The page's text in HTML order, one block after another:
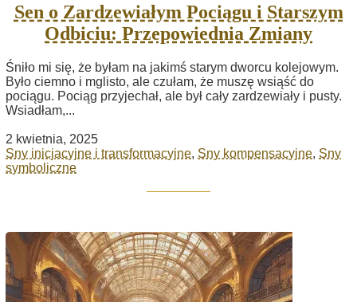
Sen o Zardzewiałym Pociągu i Starszym
Odbiciu: Przepowiednia Zmiany
Śniło mi się, że byłam na jakimś starym dworcu kolejowym.
Było ciemno i mglisto, ale czułam, że muszę wsiąść do
pociągu. Pociąg przyjechał, ale był cały zardzewiały i pusty.
Wsiadłam,...
2 kwietnia, 2025
Sny inicjacyjne i transformacyjne, Sny kompensacyjne, Sny
symboliczne